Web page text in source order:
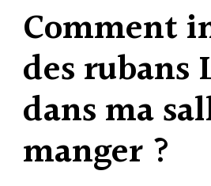
Comment
des rubans
dans ma
manger ?